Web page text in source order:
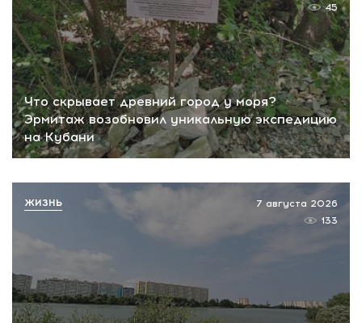
Что скрывает древний город у моря?
Эрмитаж возобновил уникальную экспедицию
на Кубани
45
7 августа 2026
133
ЖИЗНЬ